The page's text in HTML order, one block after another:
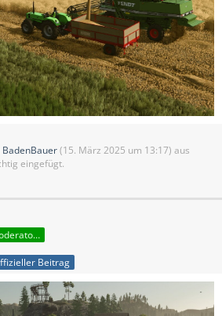
BadenBauer(15. März 2025 um 13:17) aus
eingefügt.
Teamleitung "Moderatoren"
Beitrag